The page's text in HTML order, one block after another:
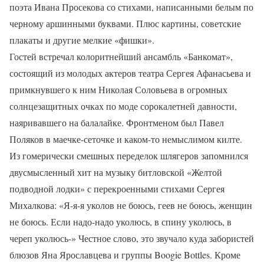
поэта Ивана Просекова со стихами, написанными белым по
черному аршинными буквами. Плюс картины, советские
плакаты и другие мелкие «фишки».
Гостей встречал колоритнейший ансамбль «Банкомат»,
состоящий из молодых актеров театра Сергея Афанасьева и
примкнувшего к ним Николая Соловьева в огромных
солнцезащитных очках по моде сорокалетней давности,
наяривавшего на балалайке. Фронтменом был Павел
Поляков в маечке-сеточке и каком-то немыслимом килте.
Из гомерически смешных переделок шлягеров запомнился
двусмысленный хит на музыку битловской «Желтой
подводной лодки» с перекроенными стихами Сергея
Михалкова: «Я-я-я уколов не боюсь, геев не боюсь, женщин
не боюсь. Если надо-надо уколюсь, в спину уколюсь, в
череп уколюсь-» Честное слово, это звучало куда забористей
блюзов Яна Ярославцева и группы Boogie Bottles. Кроме